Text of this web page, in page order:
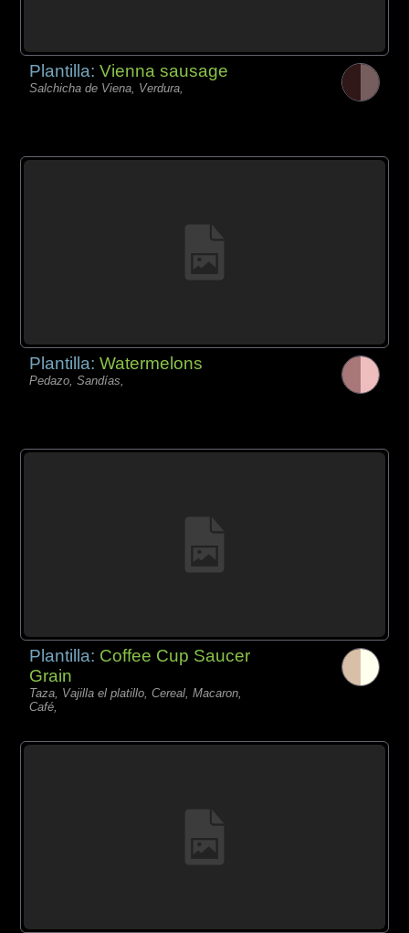
Plantilla:Vienna sausage
Salchicha de Viena, Verdura,
Plantilla:Watermelons
Pedazo, Sandías,
Plantilla: Coffee Cup Saucer
Grain
Taza, Vajilla el platillo, Cereal, Macaron,
Café,